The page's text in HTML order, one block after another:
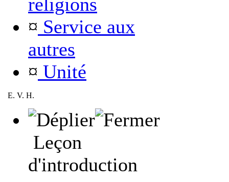
¤ Service aux
autres
¤ Unité
E. V. H.
Leçon
d'introduction